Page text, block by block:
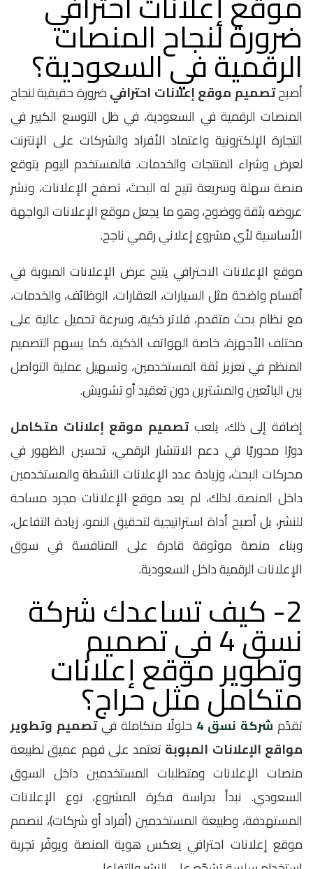
ضرورة لنجاح المنصات
الرقمية في السعودية؟
أصبحتصميم موقع إعلانات احترافيضرورة حقيقية لنجاح
المنصات الرقمية في السعودية، في ظل التوسع الكبير في
التجارة الإلكترونية واعتماد الأفراد والشركات على الإنترنت
لعرض وشراء المنتجات والخدمات. فالمستخدم اليوم يتوقع
منصة سهلة وسريعة تتيح له البحث، تصفح الإعلانات، ونشر
عروضه بثقة ووضوح، وهو ما يجعل موقع الإعلانات الواجهة
الأساسية لأي مشروع إعلاني رقمي ناجح.
موقع الإعلانات الاحترافي يتيح عرض الإعلانات المبوبة في
أقسام واضحة مثل السيارات، العقارات، الوظائف، والخدمات،
مع نظام بحث متقدم، فلاتر ذكية، وسرعة تحميل عالية على
مختلف الأجهزة، خاصة الهواتف الذكية. كما يسهم التصميم
المنظم في تعزيز ثقة المستخدمين، وتسهيل عملية التواصل
بين البائعين والمشترين دون تعقيد أو تشويش.
إضافة إلى ذلك، يلعبتصميم موقع إعلانات متكامل
دورًا محوريًا في دعم الانتشار الرقمي، تحسين الظهور في
محركات البحث، وزيادة عدد الإعلانات النشطة والمستخدمين
داخل المنصة. لذلك، لم يعد موقع الإعلانات مجرد مساحة
للنشر، بل أصبح أداة استراتيجية لتحقيق النمو، زيادة التفاعل،
وبناء منصة موثوقة قادرة على المنافسة في سوق
الإعلانات الرقمية داخل السعودية.
2- كيف تساعدك شركة
نسق 4 في تصميم
وتطوير موقع إعلانات
متكامل مثل حراج؟
تقدّم شركة نسق 4 حلولًا متكاملة فيتصميم وتطوير
مواقع الإعلانات المبوبة تعتمد على فهم عميق لطبيعة
منصات الإعلانات ومتطلبات المستخدمين داخل السوق
السعودي. نبدأ بدراسة فكرة المشروع، نوع الإعلانات
المستهدفة، وطبيعة المستخدمين (أفراد أو شركات)، لنصمم
موقع إعلانات احترافي يعكس هوية المنصة ويوفّر تجربة